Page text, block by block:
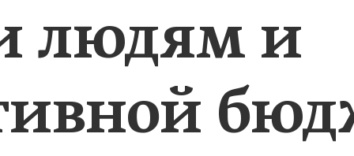
людям и